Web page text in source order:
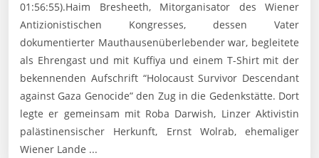
01:56:55).Haim Bresheeth, Mitorganisator des Wiener
Antizionistischen Kongresses, dessen Vater
dokumentierter Mauthausenüberlebender war, begleitete
als Ehrengast und mit Kuffiya und einem T-Shirt mit der
bekennenden Aufschrift “Holocaust Survivor Descendant
against Gaza Genocide” den Zug in die Gedenkstätte. Dort
legte er gemeinsam mit Roba Darwish, Linzer Aktivistin
palästinensischer Herkunft, Ernst Wolrab, ehemaliger
Wiener Lande ...